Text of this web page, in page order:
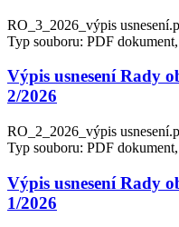
RO_3_2026_výpis
Typ souboru: PDF
Výpis usnesení Rady
2/2026
RO_2_2026_výpis
Typ souboru: PDF
Výpis usnesení Rady
1/2026